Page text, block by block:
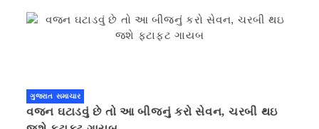
ગુજરાત સમાચાર
વજન ઘટાડવું છે તો આ બીજનું કરો સેવન, ચરબી થઇ